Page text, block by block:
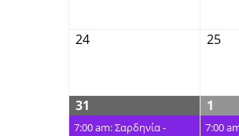
24 25
31
7:00 am: Σαρδηνία -
1
7:00